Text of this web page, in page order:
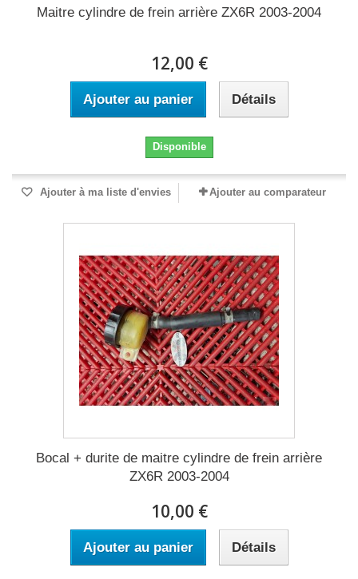
Maitre cylindre de frein arrière ZX6R 2003-2004
12,00 €
Ajouter au panier Détails
Disponible
Ajouter à ma liste d'envies Ajouter au comparateur
Bocal + durite de maitre cylindre de frein arrière
ZX6R 2003-2004
10,00 €
Ajouter au panier Détails